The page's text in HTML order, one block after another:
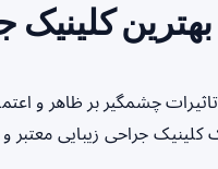
چشمگیر بر ظاهر و
کلینیک جراحی زیبایی معتبر